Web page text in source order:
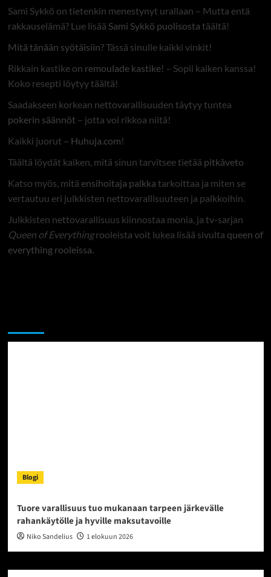
Sami Sykkö on tietenkin menestynyt urallaan – Mutta entä
rakkauselämä? Lue lisää Sami Sykkö puolisosta täältä!
Mitä tänään syötäisiin?Tässä sinulle kaikki vinkit!
Rikkain kastike on remoulade kastike! – Sopii kaiken kanssa!
Koko resepti löytyy täältä!
Saadakseen korkean nettovarallisuuden täytyy tuntea
pokerin säännöt– jotta voi rikkoa niitä!
Kaikki juorut – Huhuja.com!
Täältä löydät kaiken, mitä sinun tarvitsee tietää pitkäveto
Katso myös, mitä ensihoitaja palkka tarkoittaa ja miten se
vertautuu eri julkkisten nettovarallisuuteen ja palkkoihin.
Julkkisten nettovarallisuus kiinnostaa monia, ja tv-sarjan
Queen of Everythingrooleista voit lukea lisää sivulta queen of
everything rooleissa.
Blogi
Tuore varallisuus tuo mukanaan tarpeen järkevälle
rahankäytölle ja hyville maksutavoille
Niko Sandelius 1 elokuun 2026